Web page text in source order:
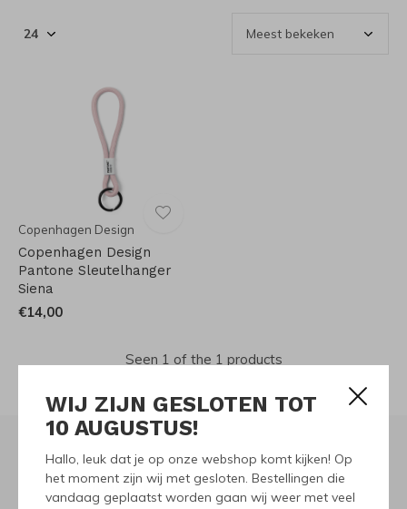
WIJ ZIJN GESLOTEN TOT
10 AUGUSTUS!
Hallo, leuk dat je op onze webshop komt kijken! Op
het moment zijn wij met gesloten. Bestellingen die
vandaag geplaatst worden gaan wij weer met veel
Copenhagen Design
Copenhagen Design
Pantone Sleutelhanger
Siena
€14,00
Seen 1 of the 1 products
Meld je aan voor onze